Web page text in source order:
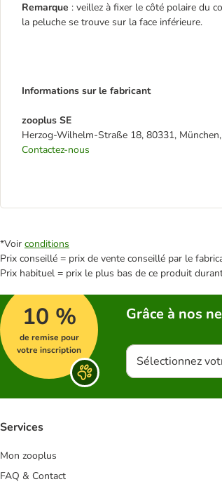
Remarque : veillez à fixer le côté polaire du
la peluche se trouve sur la face inférieure.
Informations sur le fabricant
zooplus SE
Herzog-Wilhelm-Straße 18, 80331,
Contactez-nous
*Voir conditions
Prix conseillé = prix de vente conseillé par le
Prix habituel = prix le plus bas de ce produit
10 %
de remise pour
votre inscription
Grâce à nos
Sélectionnez
Services
Mon zooplus
FAQ & Contact